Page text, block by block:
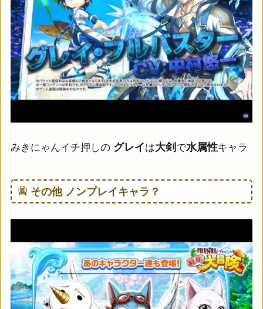
みきにゃんイチ押しの グレイは大剣 で水属性キャラ
その他 ノンプレイキャラ？